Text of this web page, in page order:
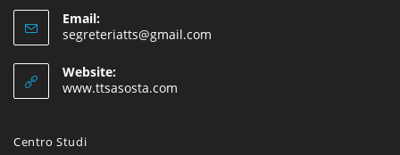
Email:
segreteriatts@gmail.com
Website:
www.ttsasosta.com
Centro Studi